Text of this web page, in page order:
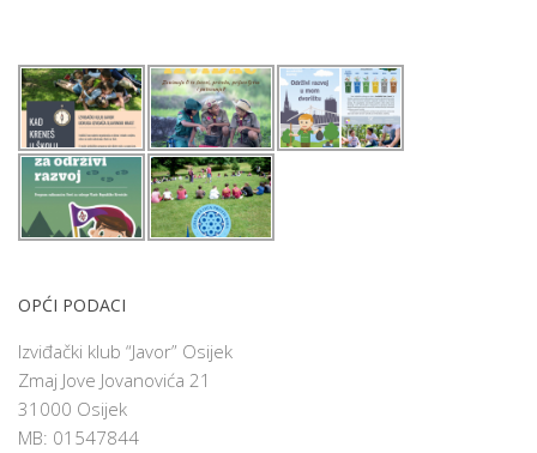
OPĆI PODACI
Izviđački klub “Javor” Osijek
Zmaj Jove Jovanovića 21
31000 Osijek
MB: 01547844